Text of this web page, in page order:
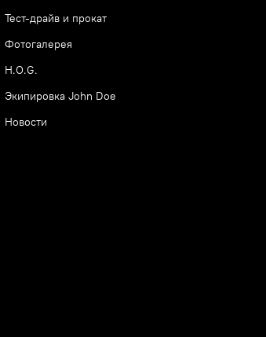
Тест-драйв и прокат
Фотогалерея
H.O.G.
Экипировка John Doe
Новости